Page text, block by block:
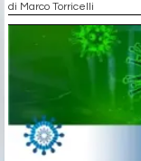
di Marco Torricelli